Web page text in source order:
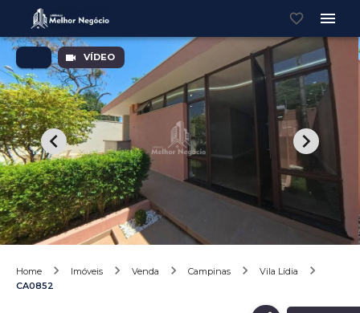
VÍDEO
Home Imóveis Venda Campinas
Vila Lídia
CA0852